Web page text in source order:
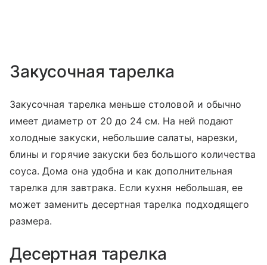
Закусочная тарелка
Закусочная тарелка меньше столовой и обычно
имеет диаметр от 20 до 24 см. На ней подают
холодные закуски, небольшие салаты, нарезки,
блины и горячие закуски без большого количества
соуса. Дома она удобна и как дополнительная
тарелка для завтрака. Если кухня небольшая, ее
может заменить десертная тарелка подходящего
размера.
Десертная тарелка